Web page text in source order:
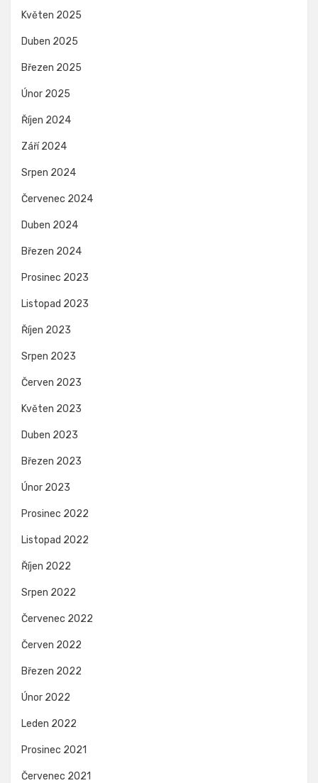
Květen 2025
Duben 2025
Březen 2025
Únor 2025
Říjen 2024
Září 2024
Srpen 2024
Červenec 2024
Duben 2024
Březen 2024
Prosinec 2023
Listopad 2023
Říjen 2023
Srpen 2023
Červen 2023
Květen 2023
Duben 2023
Březen 2023
Únor 2023
Prosinec 2022
Listopad 2022
Říjen 2022
Srpen 2022
Červenec 2022
Červen 2022
Březen 2022
Únor 2022
Leden 2022
Prosinec 2021
Červenec 2021